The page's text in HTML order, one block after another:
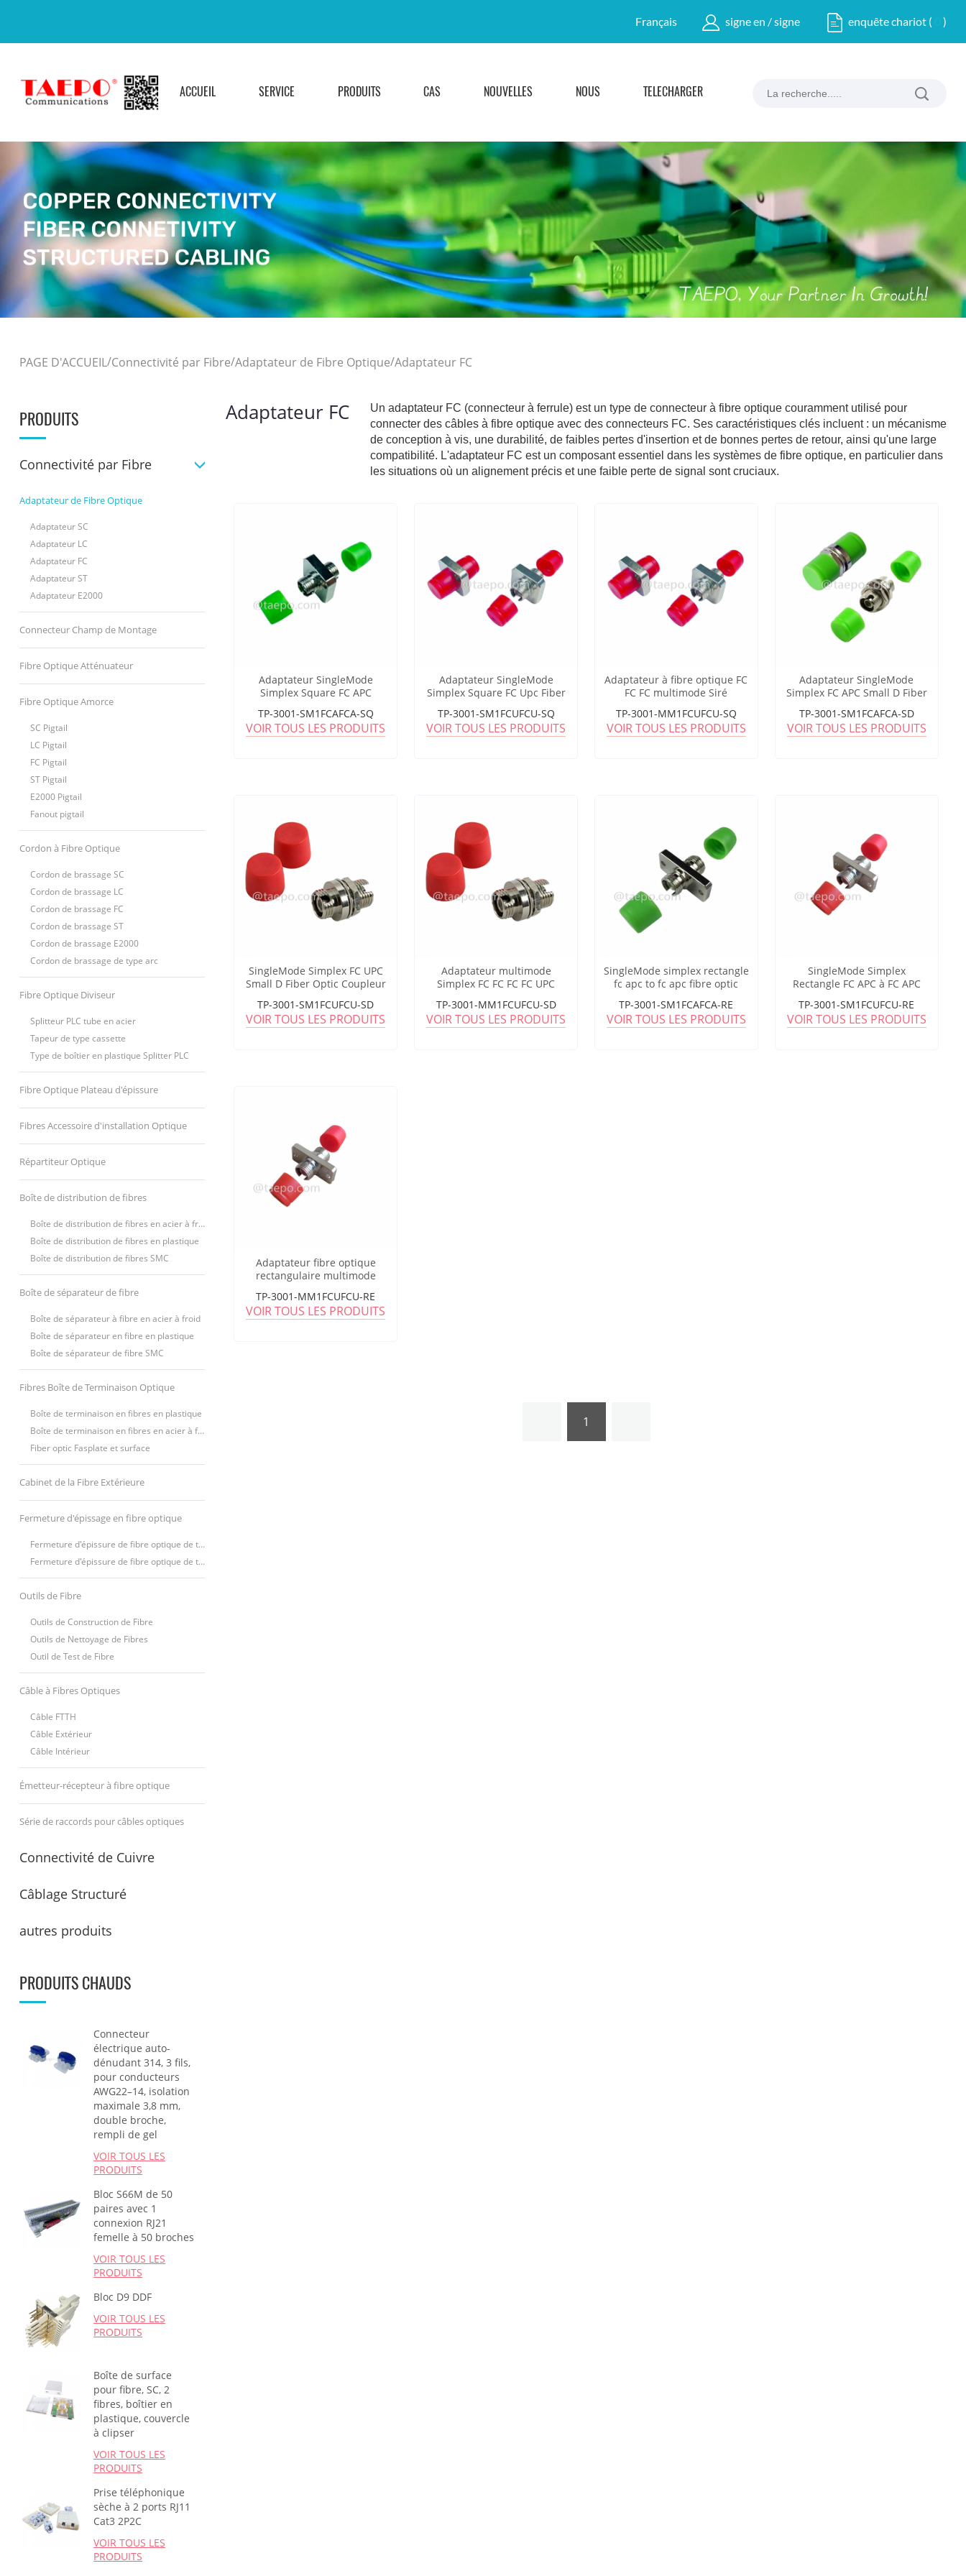
Français signe en / signe enquête chariot ( )
ACCUEIL SERVICE PRODUITS CAS NOUVELLES NOUS TÉLÉCHARGER
PAGE D'ACCUEIL/Connectivité par Fibre/Adaptateur de Fibre Optique/Adaptateur FC
PRODUITS
Connectivité par Fibre
Adaptateur de Fibre Optique
Adaptateur SC
Adaptateur LC
Adaptateur FC
Adaptateur ST
Adaptateur E2000
Connecteur Champ de Montage
Fibre Optique Atténuateur
Fibre Optique Amorce
SC Pigtail
LC Pigtail
FC Pigtail
ST Pigtail
E2000 Pigtail
Fanout pigtail
Cordon à Fibre Optique
Cordon de brassage SC
Cordon de brassage LC
Cordon de brassage FC
Cordon de brassage ST
Cordon de brassage E2000
Cordon de brassage de type arc
Fibre Optique Diviseur
Splitteur PLC tube en acier
Tapeur de type cassette
Type de boîtier en plastique Splitter PLC
Fibre Optique Plateau d'épissure
Fibres Accessoire d'installation Optique
Répartiteur Optique
Boîte de distribution de fibres
Boîte de distribution de fibres en acier à froid
Boîte de distribution de fibres en plastique
Boîte de distribution de fibres SMC
Boîte de séparateur de fibre
Boîte de séparateur à fibre en acier à froid
Boîte de séparateur en fibre en plastique
Boîte de séparateur de fibre SMC
Fibres Boîte de Terminaison Optique
Boîte de terminaison en fibres en plastique
Boîte de terminaison en fibres en acier à froid
Fiber optic Fasplate et surface
Cabinet de la Fibre Extérieure
Fermeture d'épissage en fibre optique
Fermeture d'épissure de fibre optique de type vertical (FOSC)
Fermeture d'épissure de fibre optique de type horizontal (FOSC)
Outils de Fibre
Outils de Construction de Fibre
Outils de Nettoyage de Fibres
Outil de Test de Fibre
Câble à Fibres Optiques
Câble FTTH
Câble Extérieur
Câble Intérieur
Émetteur-récepteur à fibre optique
Série de raccords pour câbles optiques
Connectivité de Cuivre
Câblage Structuré
autres produits
PRODUITS CHAUDS
Connecteur
électrique auto-
dénudant 314, 3 fils,
pour conducteurs
AWG22–14, isolation
maximale 3,8 mm,
double broche,
rempli de gel
VOIR TOUS LES
PRODUITS
Bloc S66M de 50
paires avec 1
connexion RJ21
femelle à 50 broches
VOIR TOUS LES
PRODUITS
Bloc D9 DDF
VOIR TOUS LES
PRODUITS
Boîte de surface
pour fibre, SC, 2
fibres, boîtier en
plastique, couvercle
à clipser
VOIR TOUS LES
PRODUITS
Prise téléphonique
sèche à 2 ports RJ11
Cat3 2P2C
VOIR TOUS LES
PRODUITS
Adaptateur FC
Un adaptateur FC (connecteur à ferrule) est un type de connecteur à fibre optique couramment utilisé pour
connecter des câbles à fibre optique avec des connecteurs FC. Ses caractéristiques clés incluent : un mécanisme
de conception à vis, une durabilité, de faibles pertes d'insertion et de bonnes pertes de retour, ainsi qu'une large
compatibilité. L'adaptateur FC est un composant essentiel dans les systèmes de fibre optique, en particulier dans
les situations où un alignement précis et une faible perte de signal sont cruciaux.
Adaptateur SingleMode
Simplex Square FC APC
TP-3001-SM1FCAFCA-SQ
VOIR TOUS LES PRODUITS
Adaptateur SingleMode
Simplex Square FC Upc Fiber
TP-3001-SM1FCUFCU-SQ
VOIR TOUS LES PRODUITS
Adaptateur à fibre optique FC
FC FC multimode Siré
TP-3001-MM1FCUFCU-SQ
VOIR TOUS LES PRODUITS
Adaptateur SingleMode
Simplex FC APC Small D Fiber
TP-3001-SM1FCAFCA-SD
VOIR TOUS LES PRODUITS
SingleMode Simplex FC UPC
Small D Fiber Optic Coupleur
TP-3001-SM1FCUFCU-SD
VOIR TOUS LES PRODUITS
Adaptateur multimode
Simplex FC FC FC FC UPC
TP-3001-MM1FCUFCU-SD
VOIR TOUS LES PRODUITS
SingleMode simplex rectangle
fc apc to fc apc fibre optic
TP-3001-SM1FCAFCA-RE
VOIR TOUS LES PRODUITS
SingleMode Simplex
Rectangle FC APC à FC APC
TP-3001-SM1FCUFCU-RE
VOIR TOUS LES PRODUITS
Adaptateur fibre optique
rectangulaire multimode
TP-3001-MM1FCUFCU-RE
VOIR TOUS LES PRODUITS
1